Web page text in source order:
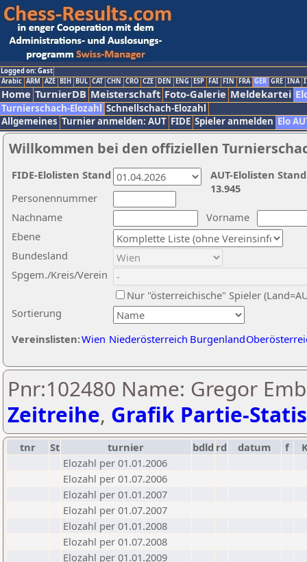
Logged on: Gast
Arabic ARM AZE BIH BUL CAT CHN CRO CZE DEN ENG ESP FAI FIN FRA GER GRE INA
Home TurnierDB Meisterschaft Foto-Galerie Meldekartei
Turnierschach-Elozahl Schnellschach-Elozahl
Allgemeines Turnier anmelden: AUT FIDE Spieler anmelden Elo
Willkommen bei den offiziellen
Nachname
Vorname
Ebene
Sortierung
Personennummer
Bundesland
Spgem./Kreis/Verein
Nur "österreichische" Spieler
Vereinslisten:Wien Niederösterreich Burgenland
AUT-Elolisten
13.945
FIDE-Elolisten Stand
Pnr:102480 Name: Gregor
Zeitreihe, Grafik Partie-
tnr St turnier bdld rd datum f
Elozahl per 01.01.2006
Elozahl per 01.07.2006
Elozahl per 01.01.2007
Elozahl per 01.07.2007
Elozahl per 01.01.2008
Elozahl per 01.07.2008
Elozahl per 01.01.2009